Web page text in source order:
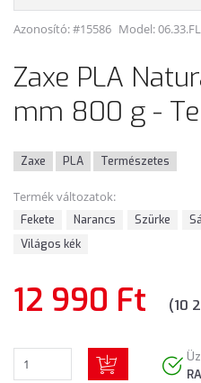
Azonosító: #15586 Model:
Zaxe PLA
mm 800 g -
Zaxe PLA Természetes
Termék változatok:
Fekete Narancs Szürke
Világos kék
12 990 Ft (10